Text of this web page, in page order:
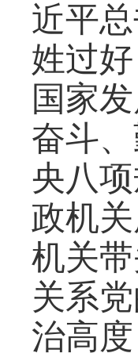
近平总
姓过
国家
奋斗
央八
政机
机关
关系
治高